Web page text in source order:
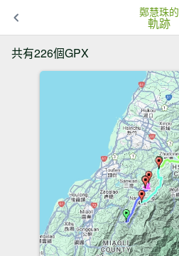
鄭慧珠的
軌跡
共有226個GPX